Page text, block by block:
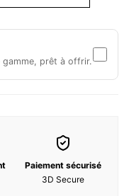
la sur les 5 zones du
en faisant des
douce et souple
leurs ridules sont moins
peau saine et éclatante
gamme, prêt à offrir.
Paiement sécurisé
3D Secure